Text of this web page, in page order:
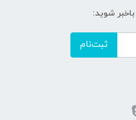
شوید:
ثبت‌نام